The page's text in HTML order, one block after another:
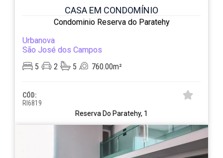
CASA EM CONDOMÍNIO
Condominio Reserva do Paratehy
Urbanova
São José dos Campos
5
2 5 760.00m²
CÓD:
RI6819
Reserva Do Paratehy, 1